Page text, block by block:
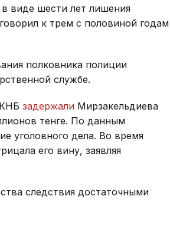
в виде шести лет лишения
к трем с половиной годам
полковника полиции
службе.
задержали Мирзакельдиева
тенге. По данным
уголовного дела. Во время
его вину, заявляя
следствия достаточными